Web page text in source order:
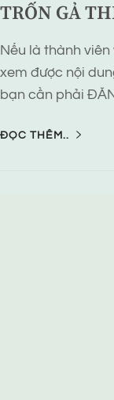
TRỐN GẢ
Nếu là thành
xem được nội
bạn cần phải
ĐỌC THÊM..